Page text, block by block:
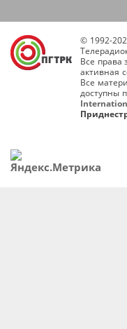
© 1992-
Все
активная
Все
доступны